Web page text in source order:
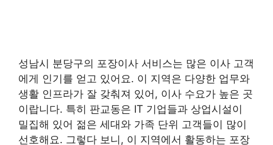
성남시 분당구의 포장이사 서비스는 많은 이사 고객
에게 인기를 얻고 있어요. 이 지역은 다양한 업무와
생활 인프라가 잘 갖춰져 있어, 이사 수요가 높은 곳
이랍니다. 특히 판교동은 IT 기업들과 상업시설이
밀집해 있어 젊은 세대와 가족 단위 고객들이 많이
선호해요. 그렇다 보니, 이 지역에서 활동하는 포장